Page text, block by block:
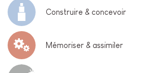
Construire & concevoir
Mémoriser & assimiler